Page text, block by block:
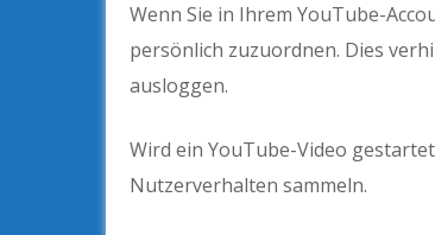
Wenn Sie in Ihrem YouTube-
persönlich zuzuordnen. Dies
ausloggen.
Wird ein YouTube-Video
Nutzerverhalten sammeln.